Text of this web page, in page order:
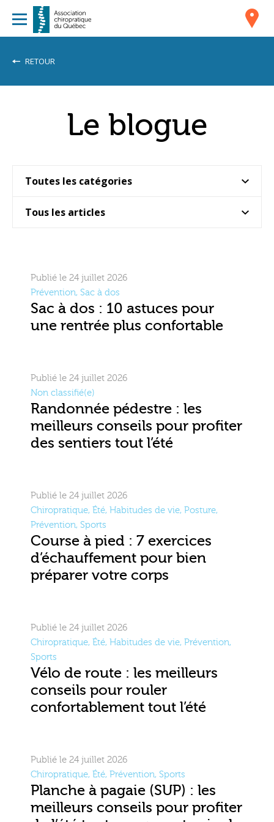
RETOUR
Le blogue
Publié le 24 juillet 2026
Prévention, Sac à dos
Sac à dos : 10 astuces pour
une rentrée plus confortable
Publié le 24 juillet 2026
Non classifié(e)
Randonnée pédestre : les
meilleurs conseils pour profiter
des sentiers tout l’été
Publié le 24 juillet 2026
Chiropratique, Été, Habitudes de vie, Posture,
Prévention, Sports
Course à pied : 7 exercices
d’échauffement pour bien
préparer votre corps
Publié le 24 juillet 2026
Chiropratique, Été, Habitudes de vie, Prévention,
Sports
Vélo de route : les meilleurs
conseils pour rouler
confortablement tout l’été
Publié le 24 juillet 2026
Chiropratique, Été, Prévention, Sports
Planche à pagaie (SUP) : les
meilleurs conseils pour profiter